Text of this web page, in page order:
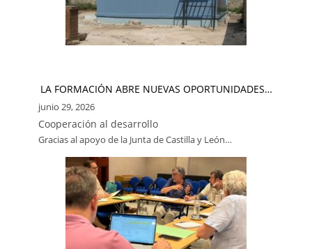
LA FORMACIÓN ABRE NUEVAS OPORTUNIDADES…
junio 29, 2026
Cooperación al desarrollo
Gracias al apoyo de la Junta de Castilla y León…